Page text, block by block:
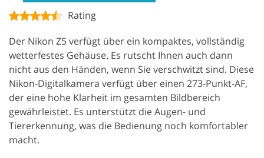
Rating
Der Nikon Z5 verfügt über ein kompaktes, vollständig
wetterfestes Gehäuse. Es rutscht Ihnen auch dann
nicht aus den Händen, wenn Sie verschwitzt sind. Diese
Nikon-Digitalkamera verfügt über einen 273-Punkt-AF,
der eine hohe Klarheit im gesamten Bildbereich
gewährleistet. Es unterstützt die Augen- und
Tiererkennung, was die Bedienung noch komfortabler
macht.